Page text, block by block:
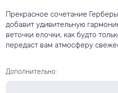
Прекрасное сочетание
добавит удивительную
веточки елочки, как будто
передаст вам атмосферу
Дополнительно: